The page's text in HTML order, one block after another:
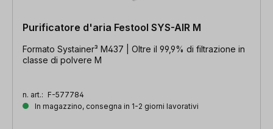
Purificatore d'aria Festool SYS-AIR M
Formato Systainer³ M437 | Oltre il 99,9% di filtrazione in
classe di polvere M
n. art.: F-577784
In magazzino, consegna in 1-2 giorni lavorativi